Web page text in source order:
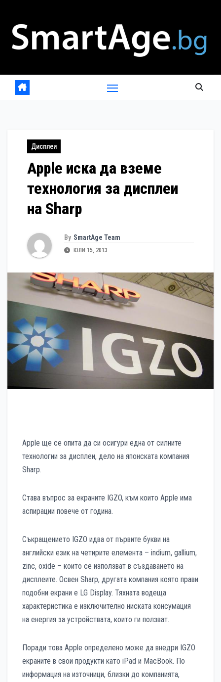
content
Дисплеи
Apple иска да вземе
технология за дисплеи
на Sharp
By SmartAge Team
ЮЛИ 15, 2013
Apple ще се опита да си осигури една от силните
технологии за дисплеи, дело на японската компания
Sharp.
Става въпрос за екраните IGZO, към които Apple има
аспирации повече от година.
Съкращението IGZO идва от първите букви на
английски език на четирите елемента – indium, gallium,
zinc, oxide – които се използват в създаването на
дисплеите. Освен Sharp, другата компания която прави
подобни екрани е LG Display. Тяхната водеща
характеристика е изключително ниската консумация
на енергия за устройствата, които ги ползват.
Поради това Apple определено може да внедри IGZO
екраните в свои продукти като iPad и MacBook. По
информация на източници, близки до компанията,